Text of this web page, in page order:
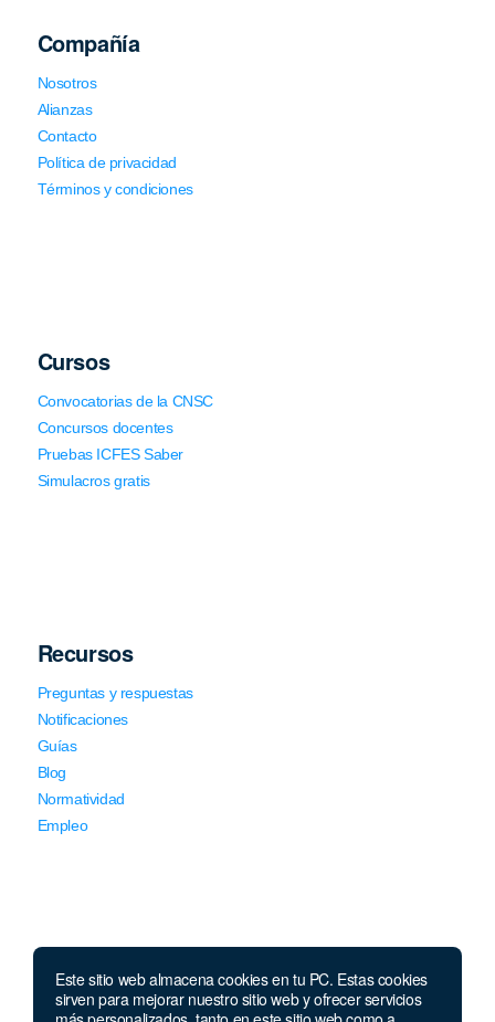
Este sitio web almacena cookies en tu PC. Estas cookies
sirven para mejorar nuestro sitio web y ofrecer servicios
Compañía
Nosotros
Alianzas
Contacto
Política de privacidad
Términos y condiciones
Cursos
Convocatorias de la CNSC
Concursos docentes
Pruebas ICFES Saber
Simulacros gratis
Recursos
Preguntas y respuestas
Notificaciones
Guías
Blog
Normatividad
Empleo
Llámanos